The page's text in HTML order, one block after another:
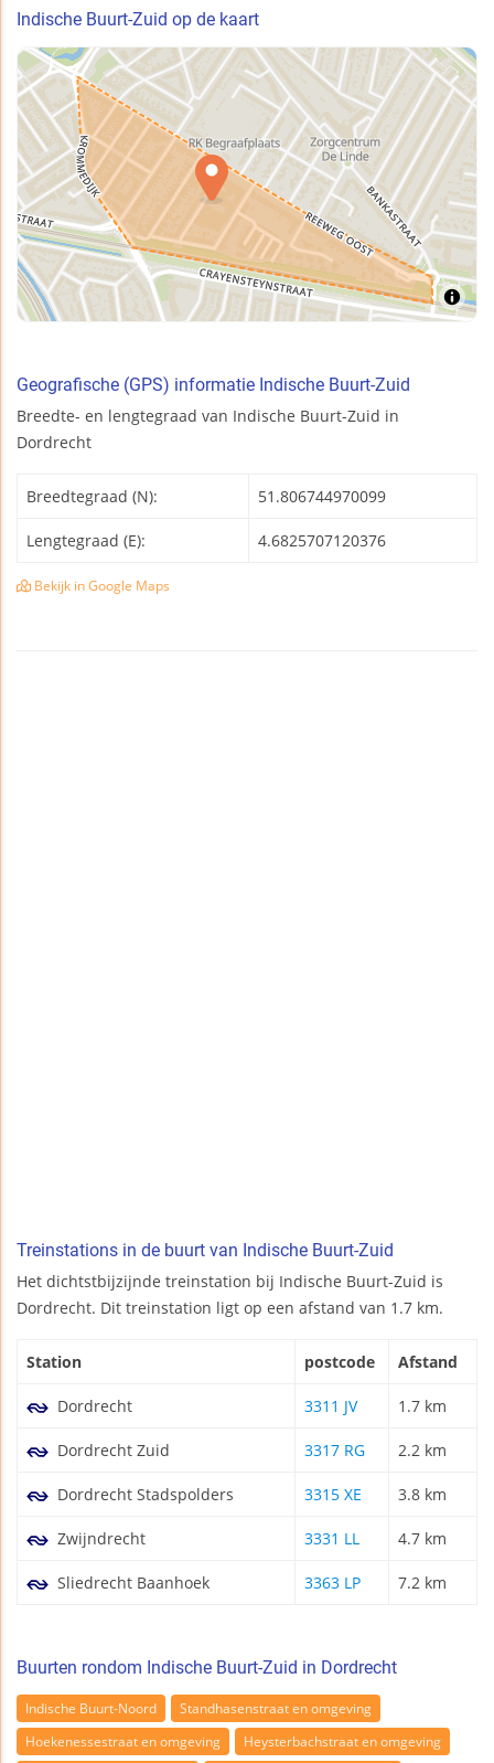
Indische Buurt-Zuid op de kaart
Geografische (GPS) informatie Indische Buurt-Zuid
Breedte- en lengtegraad van Indische Buurt-Zuid in
Dordrecht
Breedtegraad (N): 51.806744970099
Lengtegraad (E): 4.6825707120376
Bekijk in Google Maps
Treinstations in de buurt van Indische Buurt-Zuid
Het dichtstbijzijnde treinstation bij Indische Buurt-Zuid is
Dordrecht. Dit treinstation ligt op een afstand van 1.7 km.
Station postcode Afstand
Dordrecht 3311 JV 1.7 km
Dordrecht Zuid 3317 RG 2.2 km
Dordrecht Stadspolders 3315 XE 3.8 km
Zwijndrecht 3331 LL 4.7 km
Sliedrecht Baanhoek 3363 LP 7.2 km
Buurten rondom Indische Buurt-Zuid in Dordrecht
Indische Buurt-Noord
Standhasenstraat en omgeving
Hoekenessestraat en omgeving
Heysterbachstraat en omgeving